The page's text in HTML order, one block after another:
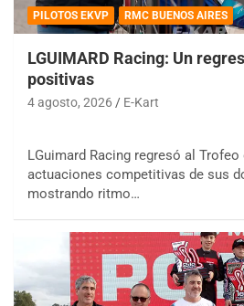
PILOTOS EKVP RMC BUENOS AIRES
LGUIMARD Racing: Un
positivas
4 agosto, 2026 E-Kart
LGuimard Racing regresó al
actuaciones competitivas de sus
mostrando ritmo…